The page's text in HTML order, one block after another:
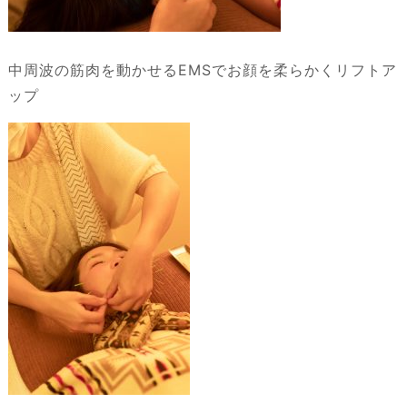
中周波の筋肉を動かせるEMSでお顔を柔らかくリフトア
ップ